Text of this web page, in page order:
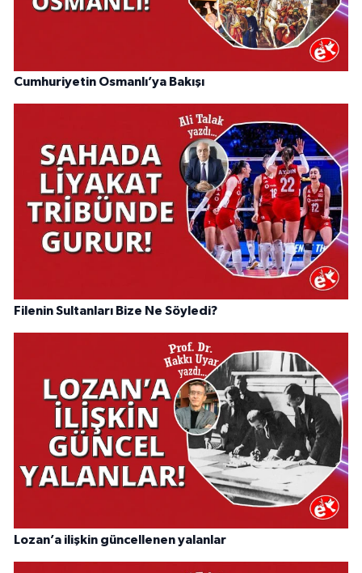
Cumhuriyetin Osmanlı’ya Bakışı
Filenin Sultanları Bize Ne Söyledi?
Lozan’a ilişkin güncellenen yalanlar